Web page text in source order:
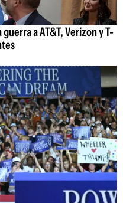
a AT&T, Verizon y T-